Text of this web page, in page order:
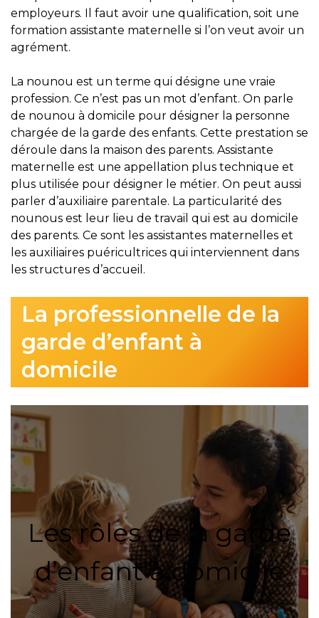
employeurs. Il faut avoir une qualification, soit une
formation assistante maternelle si l’on veut avoir un
agrément.
La nounou est un terme qui désigne une vraie
profession. Ce n’est pas un mot d’enfant. On parle
de nounou à domicile pour désigner la personne
chargée de la garde des enfants. Cette prestation se
déroule dans la maison des parents. Assistante
maternelle est une appellation plus technique et
plus utilisée pour désigner le métier. On peut aussi
parler d’auxiliaire parentale. La particularité des
nounous est leur lieu de travail qui est au domicile
des parents. Ce sont les assistantes maternelles et
les auxiliaires puéricultrices qui interviennent dans
les structures d’accueil.
La professionnelle de la
garde d’enfant à
domicile
Les rôles de la garde
d’enfant à domicile